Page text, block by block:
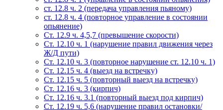
ст. 12.8 ч. 2 (передача управления пьяному)
ст. 12.8 ч. 4 (повторное управление в состоянии
опьянение)
Ст. 12.9 ч. 4,5,7 (превышение скорости)
Ст. 12.10 ч. 1 (нарушение правил движения через
Ж/Д пути)
Ст. 12.10 ч. 3 (повторное нарушение ст. 12.10 ч. 1)
Ст. 12.15 ч. 4 (выезд на встречку)
Ст. 12.15 ч. 5 (повторный выезд на встречку)
Ст. 12.16 ч. 3 (кирпич)
Ст. 12.16 ч. 3.1 (повторный выезд под кирпич)
Ст. 12.19 ч. 5,6 (нарушение правил остановки/